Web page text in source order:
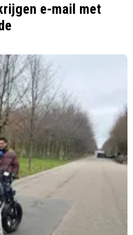
e-mail met